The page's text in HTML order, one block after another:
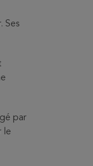
Ses
par
le